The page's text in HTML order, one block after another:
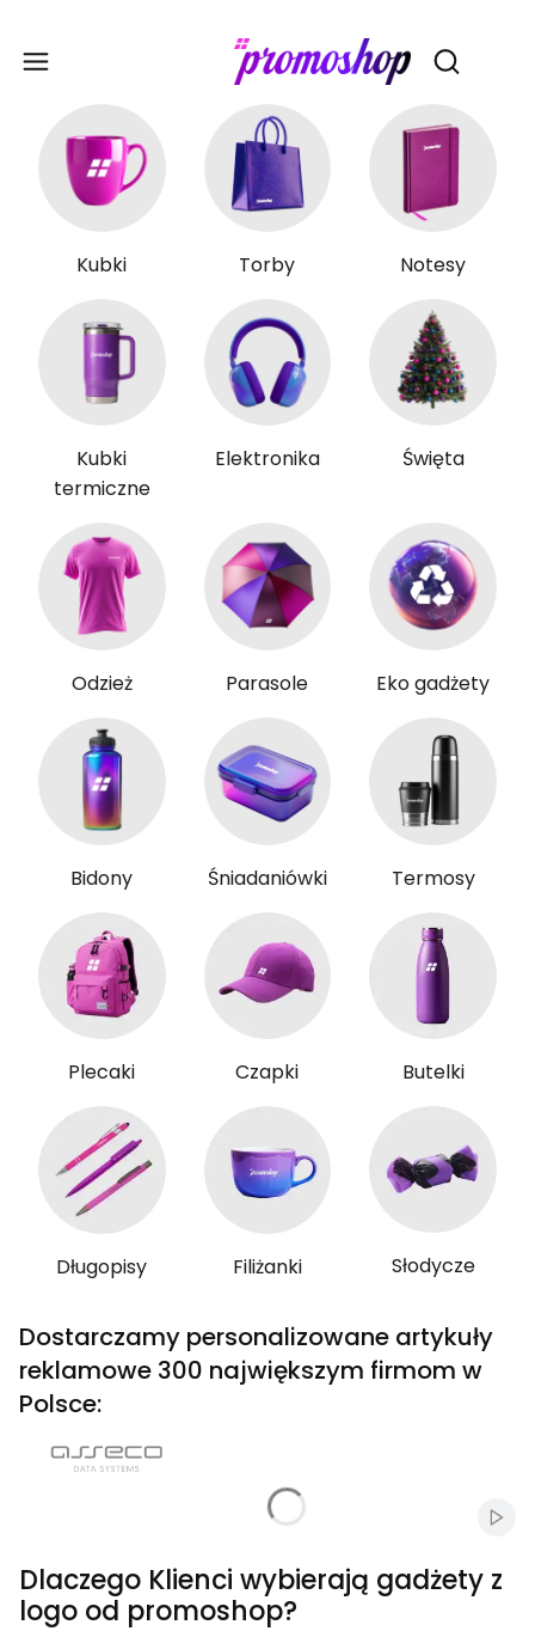
Otwórz
Kubki Torby Notesy
Kubki
termiczne
Elektronika Święta
Odzież Parasole Eko gadżety
Bidony Śniadaniówki Termosy
Plecaki Czapki Butelki
Długopisy Filiżanki Słodycze
Dostarczamy personalizowane artykuły
reklamowe 300 największym firmom w
Polsce:
Dlaczego Klienci wybierają gadżety z
logo od promoshop?